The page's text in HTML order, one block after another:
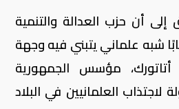
أن حزب العدالة والتنمية
شبه علماني يتبني فيه وجهة
مؤسس الجمهورية
العلمانيين في البلاد